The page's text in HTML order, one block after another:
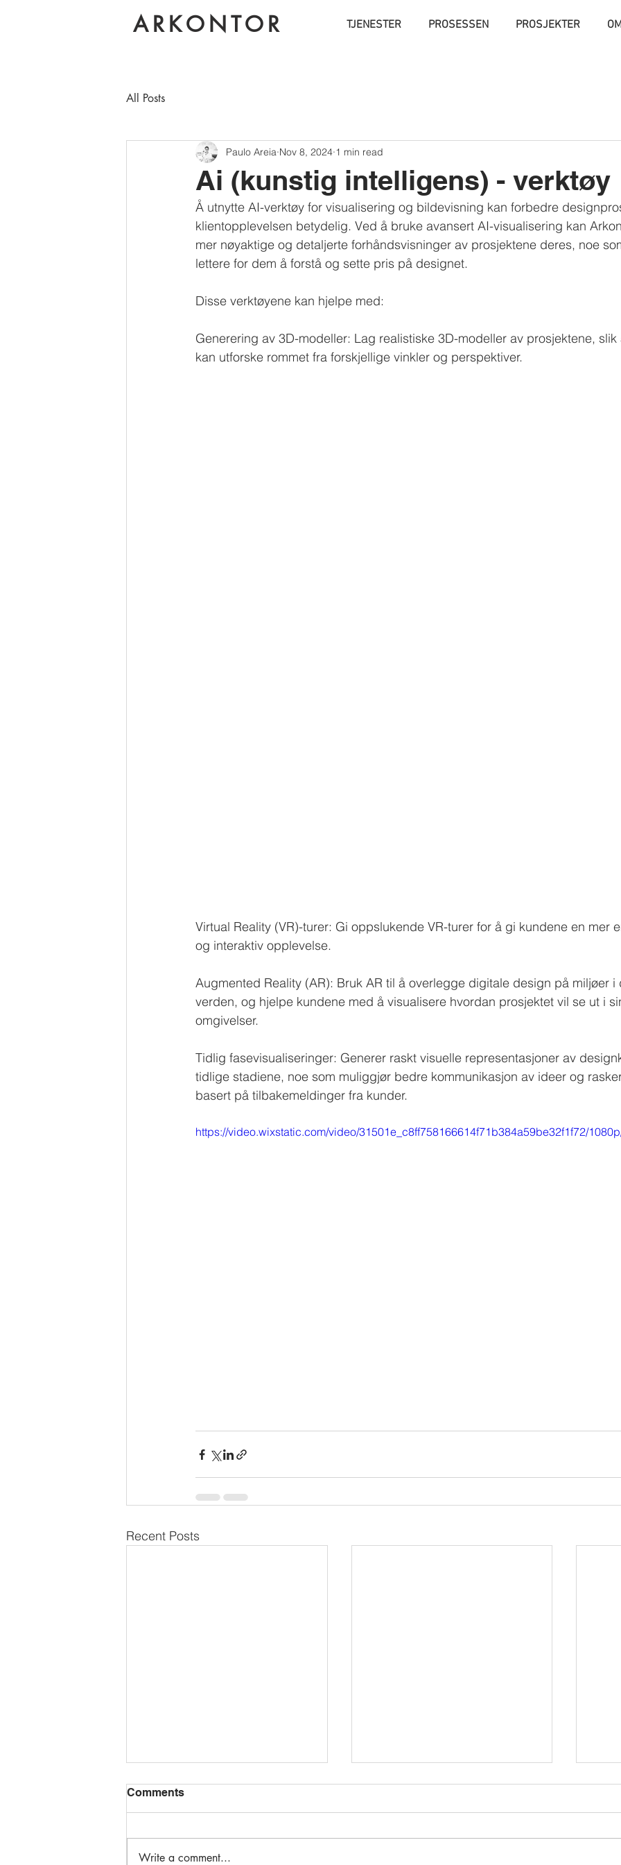
ARKONTOR TJENESTER PROSESSEN PROSJEKTER
All Posts
Ai (kunstig intelligens) - verktøy
Paulo Areia Nov 8, 2024 1 min read
Å utnytte AI-verktøy for visualisering og bildevisning kan forbedre
klientopplevelsen betydelig. Ved å bruke avansert AI-visualisering kan
mer nøyaktige og detaljerte forhåndsvisninger av prosjektene deres, noe
lettere for dem å forstå og sette pris på designet.
Disse verktøyene kan hjelpe med:
Generering av 3D-modeller: Lag realistiske 3D-modeller av prosjektene,
kan utforske rommet fra forskjellige vinkler og perspektiver.
Virtual Reality (VR)-turer: Gi oppslukende VR-turer for å gi kundene en mer
og interaktiv opplevelse.
Augmented Reality (AR): Bruk AR til å overlegge digitale design på miljøer i
verden, og hjelpe kundene med å visualisere hvordan prosjektet vil se ut i
omgivelser.
Tidlig fasevisualiseringer: Generer raskt visuelle representasjoner av
tidlige stadiene, noe som muliggjør bedre kommunikasjon av ideer og
basert på tilbakemeldinger fra kunder.
https://video.wixstatic.com/video/31501e_c8ff758166614f71b384a59be32f1f72/
Recent Posts
Comments
Write a comment...